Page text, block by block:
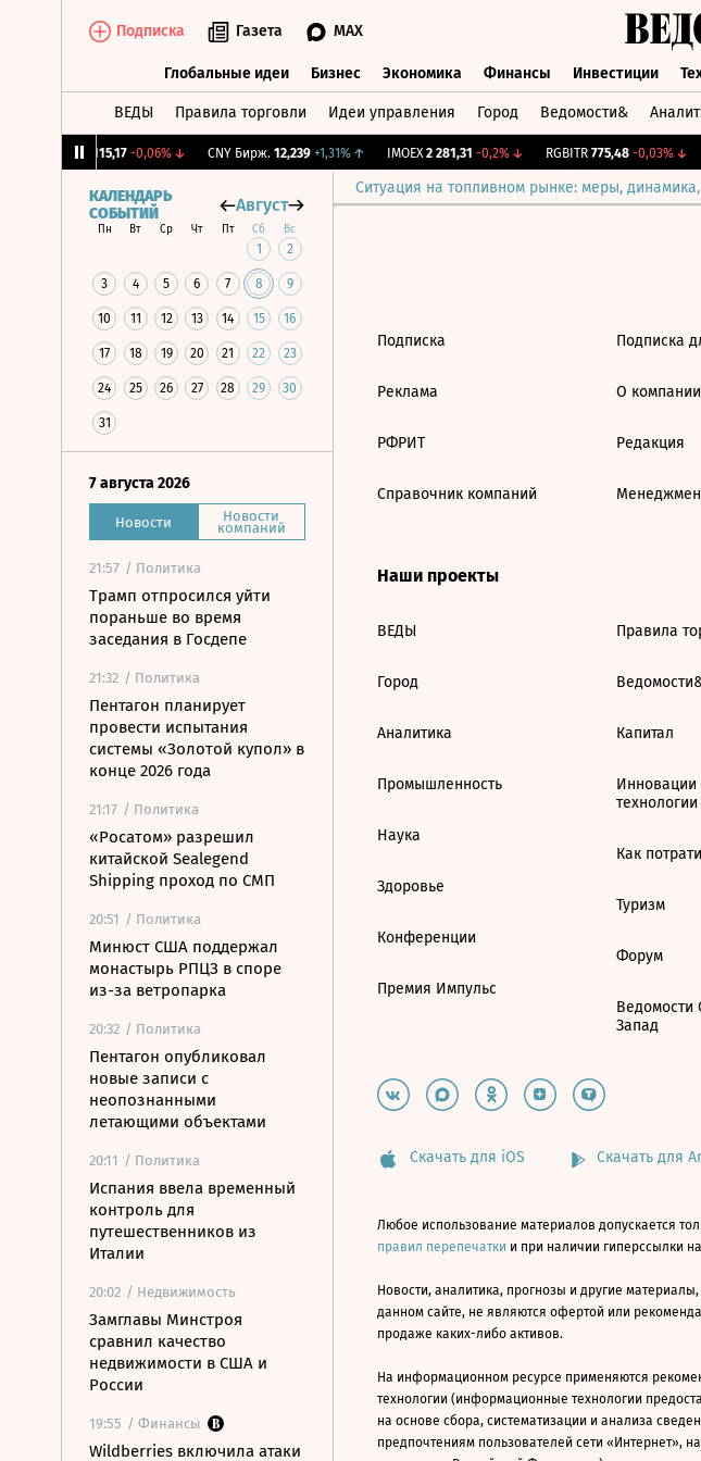
Подписка Газета MAX
Глобальные идеи Бизнес Экономика Финансы Инвестиции
ВЕДЫ Правила торговли Идеи управления Город Ведомости&
115,17 -0,06%↓ CNY Бирж. 12,239 +1,31%↑ IMOEX 2 281,31 -0,2%↓ RGBITR 775,48 -0,03%↓
Ситуация на топливном рынке: меры,
КАЛЕНДАРЬ
СОБЫТИЙ
Август
Пн Вт Ср Чт Пт Сб Вс
1 2
3 4 5 6 7 8 9
10 11 12 13 14 15 16
17 18 19 20 21 22 23
24 25 26 27 28 29 30
31
7 августа 2026
Новости Новости
компаний
21:57 / Политика
Трамп отпросился уйти
пораньше во время
заседания в Госдепе
21:32 / Политика
Пентагон планирует
провести испытания
системы «Золотой купол» в
конце 2026 года
21:17 / Политика
«Росатом» разрешил
китайской Sealegend
Shipping проход по СМП
20:51 / Политика
Минюст США поддержал
монастырь РПЦЗ в споре
из-за ветропарка
20:32 / Политика
Пентагон опубликовал
новые записи с
неопознанными
летающими объектами
20:11 / Политика
Испания ввела временный
контроль для
путешественников из
Италии
20:02 / Недвижимость
Замглавы Минстроя
сравнил качество
недвижимости в США и
России
19:55 / Финансы
Wildberries включила атаки
Подписка
Реклама
РФРИТ
Справочник компаний
Подписка
О компании
Редакция
Наши проекты
ВЕДЫ
Город
Аналитика
Промышленность
Наука
Здоровье
Конференции
Премия Импульс
Правила
Капитал
Инновации
технологии
Как
Туризм
Форум
Ведомости
Запад
Скачать для iOS Скачать для
Любое использование материалов допускается
правил перепечатки и при наличии гиперссылки
Новости, аналитика, прогнозы и другие
данном сайте, не являются офертой или
продаже каких-либо активов.
На информационном ресурсе применяются
технологии (информационные технологии
на основе сбора, систематизации и анализа
предпочтениям пользователей сети «Интернет»,